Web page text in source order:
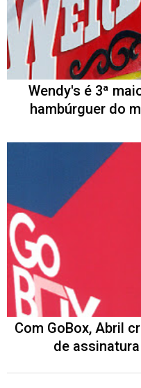
Wendy's é 3ª
hambúrguer do
Com GoBox, Abril
de